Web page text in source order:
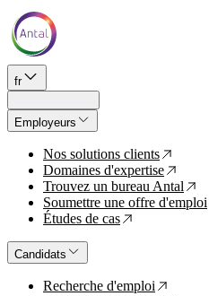
fr
Employeurs
Nos solutions clients ↗
Domaines d'expertise ↗
Trouvez un bureau Antal ↗
Soumettre une offre d'emploi
Études de cas ↗
Candidats
Recherche d'emploi ↗